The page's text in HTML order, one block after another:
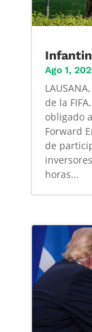
Ago 1,
de la
obligado
Forward
de
horas...